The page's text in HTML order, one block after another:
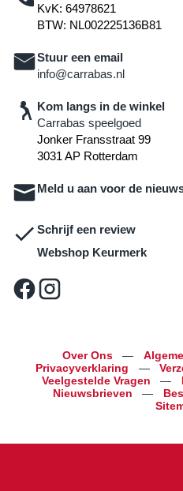
KvK: 64978621
BTW: NL002225136B81
Stuur een email
info@carrabas.nl
Kom langs in de winkel
Carrabas speelgoed
Jonker Fransstraat 99
3031 AP Rotterdam
Meld u aan voor de
Schrijf een review
Webshop Keurmerk
Over Ons —
Privacyverklaring
—
Veelgestelde Vragen
—
Nieuwsbrieven
—